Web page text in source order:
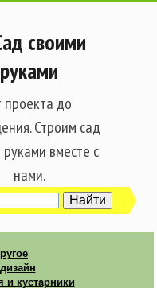
своими
руками
проекта до
Строим сад
вместе с
нами.
и кустарники